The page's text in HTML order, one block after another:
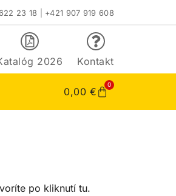
23 18 +421 907 919 608
2026 Kontakt
0,00 €
0
po kliknutí tu.